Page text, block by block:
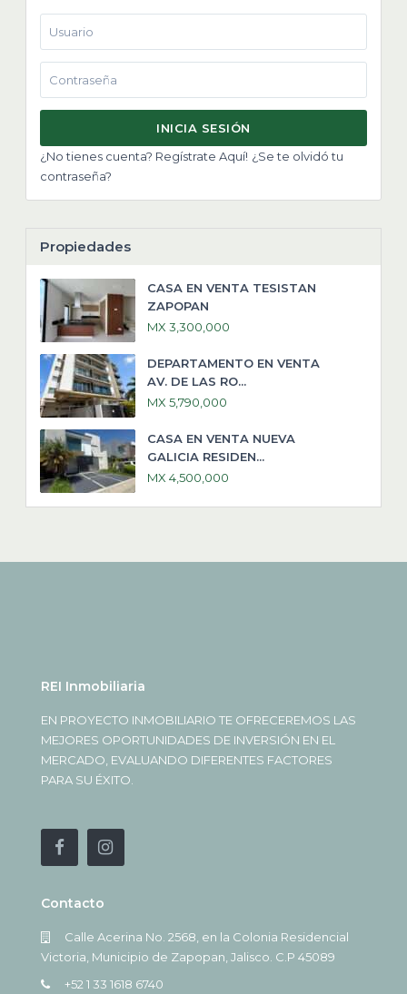
INICIA SESIÓN
¿No tienes cuenta? Regístrate Aquí! ¿Se te olvidó tu
contraseña?
Propiedades
CASA EN VENTA TESISTAN
ZAPOPAN
MX 3,300,000
DEPARTAMENTO EN VENTA
AV. DE LAS RO...
MX 5,790,000
CASA EN VENTA NUEVA
GALICIA RESIDEN...
MX 4,500,000
REI Inmobiliaria
EN PROYECTO INMOBILIARIO TE OFRECEREMOS LAS
MEJORES OPORTUNIDADES DE INVERSIÓN EN EL
MERCADO, EVALUANDO DIFERENTES FACTORES
PARA SU ÉXITO.
Contacto
Calle Acerina No. 2568, en la Colonia Residencial
Victoria, Municipio de Zapopan, Jalisco. C.P 45089
+52 1 33 1618 6740